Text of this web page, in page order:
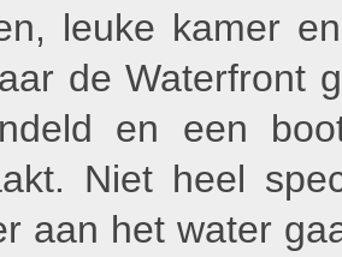
leuke kamer
de Waterfront
en een
Niet heel
aan het water